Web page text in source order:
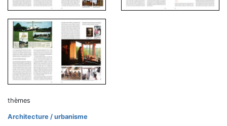
thèmes
Architecture / urbanisme